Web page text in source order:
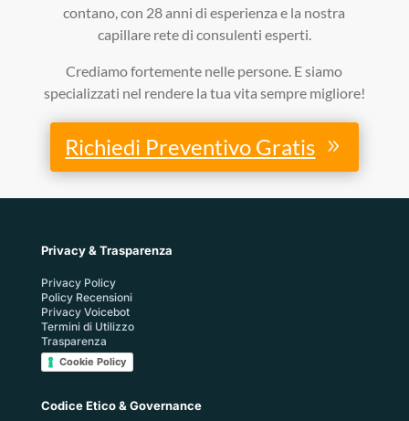
contano, con 28 anni di esperienza e la nostra
capillare rete di consulenti esperti.
Crediamo fortemente nelle persone. E siamo
specializzati nel rendere la tua vita sempre migliore!
Richiedi Preventivo Gratis
Privacy & Trasparenza
Privacy Policy
Policy Recensioni
Privacy Voicebot
Termini di Utilizzo
Trasparenza
Cookie Policy
Codice Etico & Governance